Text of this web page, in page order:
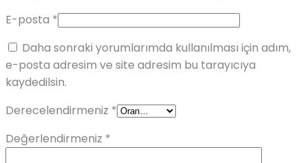
E-posta *
Daha sonraki yorumlarımda kullanılması için adım,
e-posta adresim ve site adresim bu tarayıcıya
kaydedilsin.
Derecelendirmeniz *
Değerlendirmeniz *